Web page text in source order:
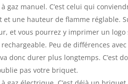
gaz manuel. C’est celui qui
une hauteur de flamme réglable.
et vous pourrez y imprimer un logo
Peu de différences
donc durer plus longtemps. C’est
pas votre briquet.